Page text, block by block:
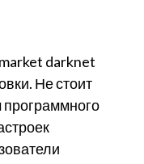
darknet
Не стоит
программного